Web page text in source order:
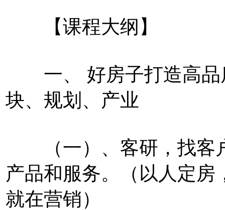
【课程大纲】
一、 好房子打造高品
块、规划、产业
（一）、客研，找客
产品和服务。（以人定
就在营销）